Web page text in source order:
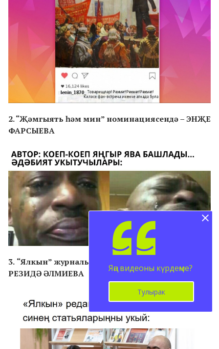
2. “Җәмгыять һәм мин” номинациясендә – ЭНҖЕ
ФАРСЫЕВА
3. “Ялкын” журналы яндыра” номинациясендә –
РЕЗИДӘ ӘЛМИЕВА
Яңа видеоны күрдеңме?
Тулырак